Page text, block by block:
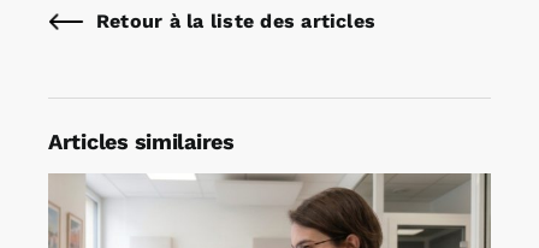
Retour à la liste des articles
Articles similaires